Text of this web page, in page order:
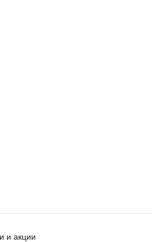
и акции